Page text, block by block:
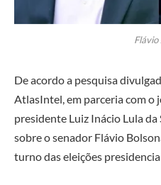
Flávio
De acordo a pesquisa
AtlasIntel, em parceria com o
presidente Luiz Inácio Lula da
sobre o senador Flávio
turno das eleições